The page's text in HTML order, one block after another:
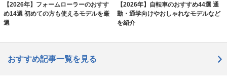
【2026年】フォームローラーのおすす
め14選 初めての方も使えるモデルを厳
選
【2026年】自転車のおすすめ44選 通
勤・通学向けやおしゃれなモデルなど
を紹介
おすすめ記事一覧を見る